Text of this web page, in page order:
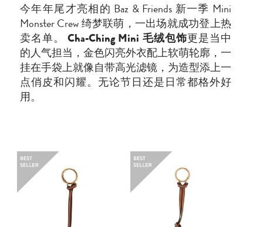
今年年尾才亮相的 Baz & Friends 新一季 Mini
Monster Crew 绮梦联萌，一出场就成功登上热
卖名单。Cha-Ching Mini 毛绒包饰更是当中
的人气担当，金色闪亮外衣配上软萌轮廓，一
挂在手袋上就像自带高光滤镜，为造型添上一
点俏皮和闪耀。无论节日还是日常都格外好
用。